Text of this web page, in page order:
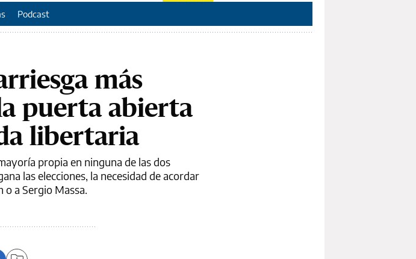
Podcast
más
puerta abierta
libertaria
propia en ninguna de las dos
las elecciones, la necesidad de acordar
a Sergio Massa.